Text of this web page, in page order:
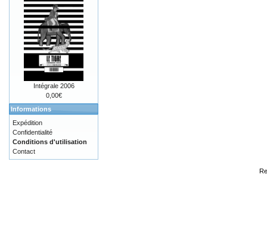
Intégrale 2006
0,00€
Informations
Expédition
Confidentialité
Conditions d'utilisation
Contact